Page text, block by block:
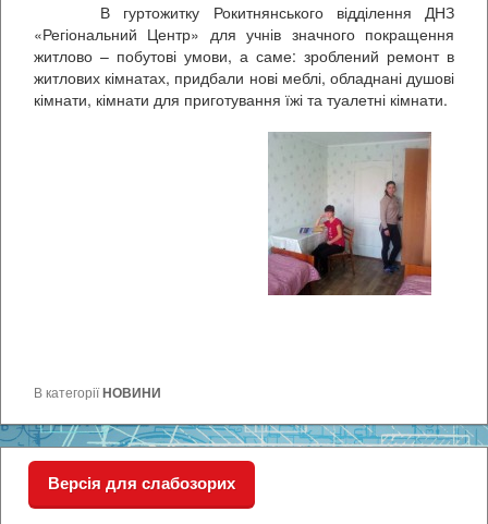
В гуртожитку Рокитнянського відділення ДНЗ
«Регіональний Центр» для учнів значного покращення
житлово – побутові умови, а саме: зроблений ремонт в
житлових кімнатах, придбали нові меблі, обладнані душові
кімнати, кімнати для приготування їжі та туалетні кімнати.
В категоріїНОВИНИ
Версія для слабозорих